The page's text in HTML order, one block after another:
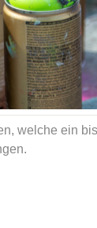
welche ein